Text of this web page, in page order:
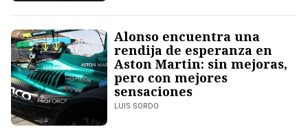
Alonso encuentra una
rendija de esperanza en
Aston Martin: sin mejoras,
pero con mejores
sensaciones
LUIS SORDO